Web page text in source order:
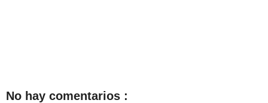
No hay comentarios :